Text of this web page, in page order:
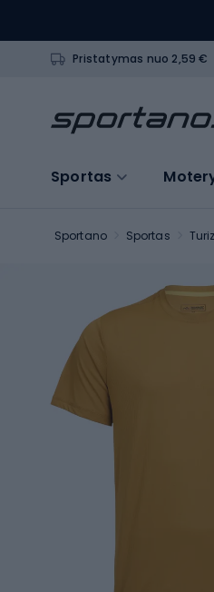
Pristatymas nuo 2,59 €
Sportas
Sportano Sportas